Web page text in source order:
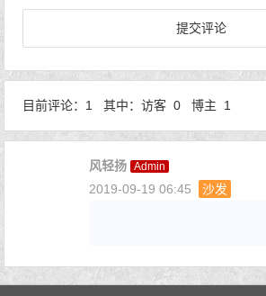
目前评论：1 其中：访客 0 博主 1
风轻扬 Admin
2019-09-19 06:45 沙发